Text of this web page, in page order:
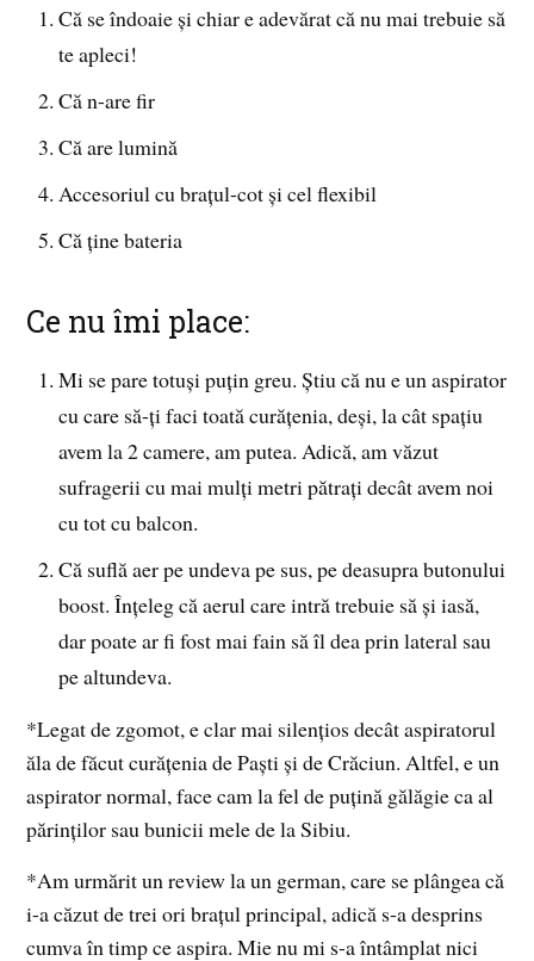
Că se îndoaie și chiar e adevărat că nu mai trebuie să
te apleci!
Că n-are fir
Că are lumină
Accesoriul cu brațul-cot și cel flexibil
Că ține bateria
Ce nu îmi place:
Mi se pare totuși puțin greu. Știu că nu e un aspirator
cu care să-ți faci toată curățenia, deși, la cât spațiu
avem la 2 camere, am putea. Adică, am văzut
sufragerii cu mai mulți metri pătrați decât avem noi
cu tot cu balcon.
Că suflă aer pe undeva pe sus, pe deasupra butonului
boost. Înțeleg că aerul care intră trebuie să și iasă,
dar poate ar fi fost mai fain să îl dea prin lateral sau
pe altundeva.
*Legat de zgomot, e clar mai silențios decât aspiratorul
ăla de făcut curățenia de Paști și de Crăciun. Altfel, e un
aspirator normal, face cam la fel de puțină gălăgie ca al
părinților sau bunicii mele de la Sibiu.
*Am urmărit un review la un german, care se plângea că
i-a căzut de trei ori brațul principal, adică s-a desprins
cumva în timp ce aspira. Mie nu mi s-a întâmplat nici